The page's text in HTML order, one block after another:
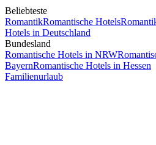
Beliebteste
RomantikRomantische Hotels
Hotels in Deutschland
Bundesland
Romantische Hotels in NRW
BayernRomantische Hotels in Hessen
Familienurlaub